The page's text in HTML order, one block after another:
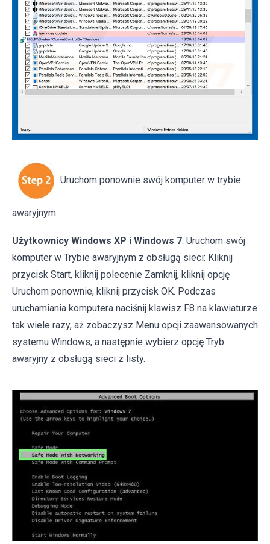
Uruchom ponownie swój komputer w trybie
awaryjnym:
Użytkownicy Windows XP i Windows 7: Uruchom swój
komputer w Trybie awaryjnym z obsługą sieci: Kliknij
przycisk Start, kliknij polecenie Zamknij, kliknij opcję
Uruchom ponownie, kliknij przycisk OK. Podczas
uruchamiania komputera naciśnij klawisz F8 na klawiaturze
tak wiele razy, aż zobaczysz Menu opcji zaawansowanych
systemu Windows, a następnie wybierz opcję Tryb
awaryjny z obsługą sieci z listy.